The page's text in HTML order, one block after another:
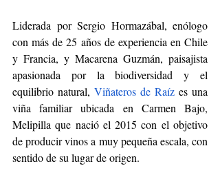
Liderada por Sergio Hormazábal, enólogo
con más de 25 años de experiencia en Chile
y Francia, y Macarena Guzmán, paisajista
apasionada por la biodiversidad y el
equilibrio natural, Viñateros de Raíz es una
viña familiar ubicada en Carmen Bajo,
Melipilla que nació el 2015 con el objetivo
de producir vinos a muy pequeña escala, con
sentido de su lugar de origen.